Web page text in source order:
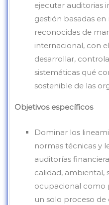
ejecutar auditorias
gestión basadas
reconocidas de
internacional, con
desarrollar,
sistemáticas qué
sostenible de las
Objetivos específicos
Dominar los
normas técnicas y
auditorías
calidad, ambiental,
ocupacional como
un solo proceso de